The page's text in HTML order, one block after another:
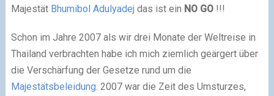
Majestät Bhumibol Adulyadejdas ist ein NO GO!!!
Schon im Jahre 2007 als wir drei Monate der Weltreise in
Thailand verbrachten habe ich mich ziemlich geärgert über
die Verschärfung der Gesetze rund um die
Majestätsbeleidung . 2007 war die Zeit des Umsturzes,